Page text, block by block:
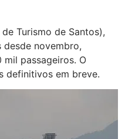
Turismo de Santos),
novembro,
passageiros. O
definitivos em breve.